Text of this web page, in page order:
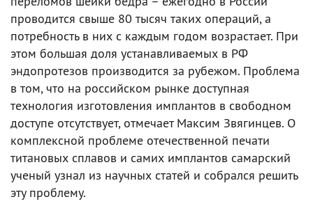
проводится свыше 80 тысяч таких операций, а
потребность в них с каждым годом возрастает. При
этом большая доля устанавливаемых в РФ
эндопротезов производится за рубежом. Проблема
в том, что на российском рынке доступная
технология изготовления имплантов в свободном
доступе отсутствует, отмечает Максим Звягинцев. О
комплексной проблеме отечественной печати
титановых сплавов и самих имплантов самарский
ученый узнал из научных статей и собрался решить
эту проблему.